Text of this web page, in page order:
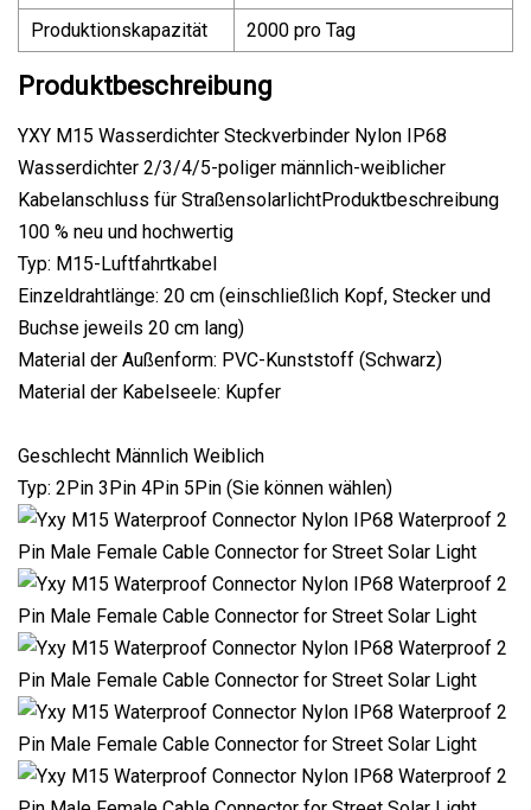
Produktionskapazität
2000 pro Tag
Produktbeschreibung
YXY M15 Wasserdichter Steckverbinder Nylon IP68
Wasserdichter 2/3/4/5-poliger männlich-weiblicher
Kabelanschluss für StraßensolarlichtProduktbeschreibung
100 % neu und hochwertig
Typ: M15-Luftfahrtkabel
Einzeldrahtlänge: 20 cm (einschließlich Kopf, Stecker und
Buchse jeweils 20 cm lang)
Material der Außenform: PVC-Kunststoff (Schwarz)
Material der Kabelseele: Kupfer
Geschlecht Männlich Weiblich
Typ: 2Pin 3Pin 4Pin 5Pin (Sie können wählen)